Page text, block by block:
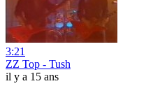
3:21
ZZ Top - Tush
il y a 15 ans